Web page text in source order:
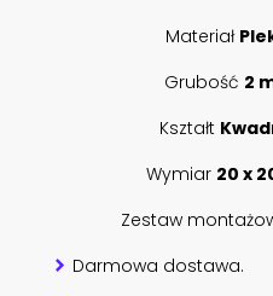
Materiał
Grubość 2
Kształt
Wymiar 20 x
Zestaw
Darmowa dostawa.